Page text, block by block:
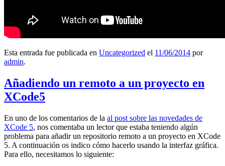
Esta entrada fue publicada en Uncategorized el 11/06/2014 por
admin.
Añadiendo un remoto a un proyecto en
XCode5
En uno de los comentarios de la al post sobre las novedades de
XCode 5, nos comentaba un lector que estaba teniendo algún
problema para añadir un repositorio remoto a un proyecto en XCode
5. A continuación os indico cómo hacerlo usando la interfaz gráfica.
Para ello, necesitamos lo siguiente: